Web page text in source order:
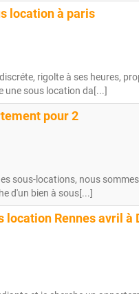
location à paris
rigolte à ses heures,
une sous location da[...]
pour 2
sous-locations, nous
d'un bien à sous[...]
location Rennes avril à